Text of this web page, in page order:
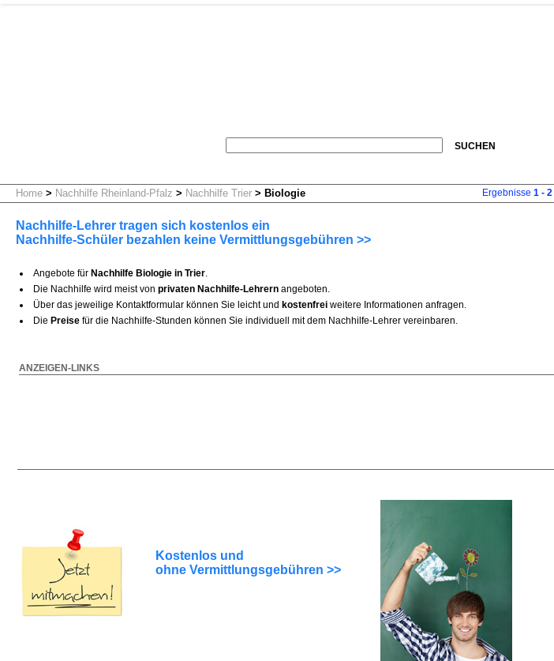
SUCHEN
Home > Nachhilfe Rheinland-Pfalz > Nachhilfe Trier > Biologie Ergebnisse 1 - 2
Nachhilfe-Lehrer tragen sich kostenlos ein
Nachhilfe-Schüler bezahlen keine Vermittlungsgebühren >>
Angebote für Nachhilfe Biologie in Trier.
Die Nachhilfe wird meist von privaten Nachhilfe-Lehrern angeboten.
Über das jeweilige Kontaktformular können Sie leicht und kostenfrei weitere Informationen anfragen.
Die Preise für die Nachhilfe-Stunden können Sie individuell mit dem Nachhilfe-Lehrer vereinbaren.
ANZEIGEN-LINKS
Kostenlos und
ohne Vermittlungsgebühren >>